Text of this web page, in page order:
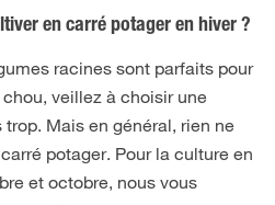
en carré potager en hiver ?
racines sont parfaits pour
veillez à choisir une
Mais en général, rien ne
potager. Pour la culture en
et octobre, nous vous